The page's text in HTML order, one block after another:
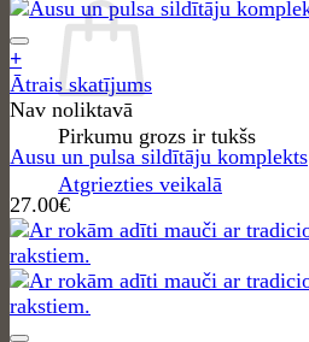
Pirkumu grozs ir tukšs
Atgriezties veikalā
+
Ātrais skatījums
Nav noliktavā
Ausu un pulsa sildītāju komplekts
27.00€